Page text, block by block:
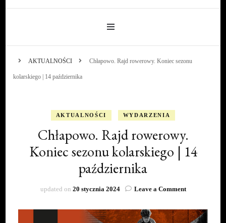
AKTUALNOŚCI Chłapowo. Rajd rowerowy. Koniec sezonu
kolarskiego | 14 października
AKTUALNOŚCI WYDARZENIA
Chłapowo. Rajd rowerowy.
Koniec sezonu kolarskiego | 14
października
updated on 20 stycznia 2024 Leave a Commenton
Rajd
rowerowy.